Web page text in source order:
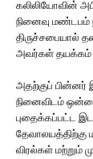
கலிலியோவின்
நினைவு மண்டபம்
திருச்சபையால்
அவர்கள் தயக்கம்
அதற்குப் பின்னர்
நினைவிடம்
புதைக்கப்பட்ட
தேவாலயத்திற்கு
விரல்கள் மற்றும்